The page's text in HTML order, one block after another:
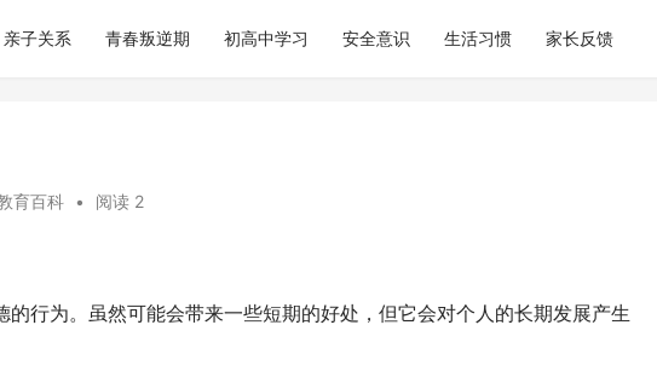
亲子关系 青春叛逆期 初高中学习 安全意识 生活习惯 家长反馈
育百科 • 阅读 2
行为。虽然可能会带来一些短期的好处，但它会对个人的长期发展产生